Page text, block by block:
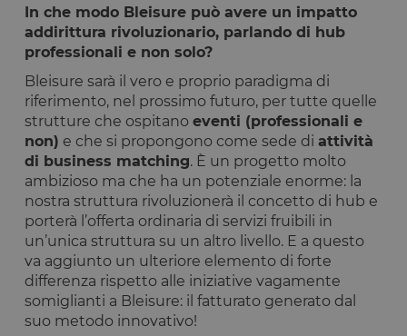
In che modo Bleisure può avere un impatto
addirittura rivoluzionario, parlando di hub
professionali e non solo?
Bleisure sarà il vero e proprio paradigma di
riferimento, nel prossimo futuro, per tutte quelle
strutture che ospitano eventi (professionali e
non) e che si propongono come sede di attività
di business matching. È un progetto molto
ambizioso ma che ha un potenziale enorme: la
nostra struttura rivoluzionerà il concetto di hub e
porterà l’offerta ordinaria di servizi fruibili in
un’unica struttura su un altro livello. E a questo
va aggiunto un ulteriore elemento di forte
differenza rispetto alle iniziative vagamente
somiglianti a Bleisure: il fatturato generato dal
suo metodo innovativo!